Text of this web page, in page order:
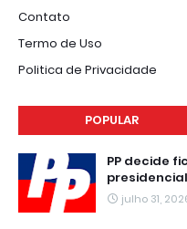
Contato
Termo de Uso
Politica de Privacidade
POPULAR
PP decide
presidencial
julho 31,